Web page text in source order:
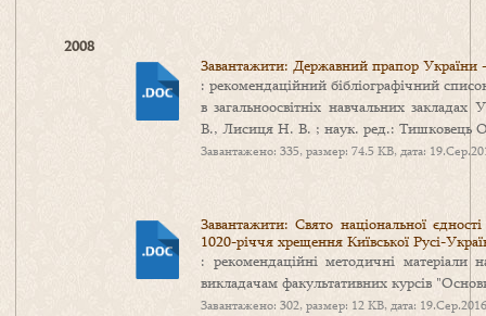
2008
Завантажити: Державний прапор України
: рекомендаційний бібліографічний
в загальноосвітніх навчальних
В., Лисиця Н. В. ; наук. ред.: Тишковець
Завантажено: 335, размер: 74.5 KB, дата:
Завантажити: Свято національної
1020-річчя хрещення Київської Русі-
: рекомендаційні методичні матеріали
викладачам факультативних курсів
Завантажено: 302, размер: 12 KB, дата: 19.Сер.2016